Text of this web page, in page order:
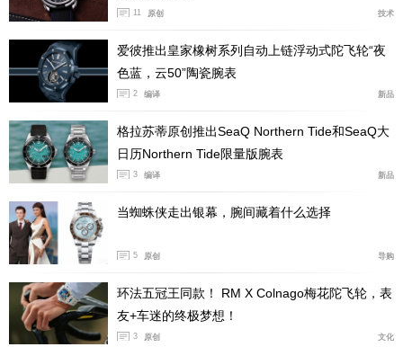
11 原创 技术
爱彼推出皇家橡树系列自动上链浮动式陀飞轮“夜
色蓝，云50”陶瓷腕表
2 编译 新品
格拉苏蒂原创推出SeaQ Northern Tide和SeaQ大
日历Northern Tide限量版腕表
3 编译 新品
当蜘蛛侠走出银幕，腕间藏着什么选择
5 原创 导购
环法五冠王同款！ RM X Colnago梅花陀飞轮，表
友+车迷的终极梦想！
3 原创 文化